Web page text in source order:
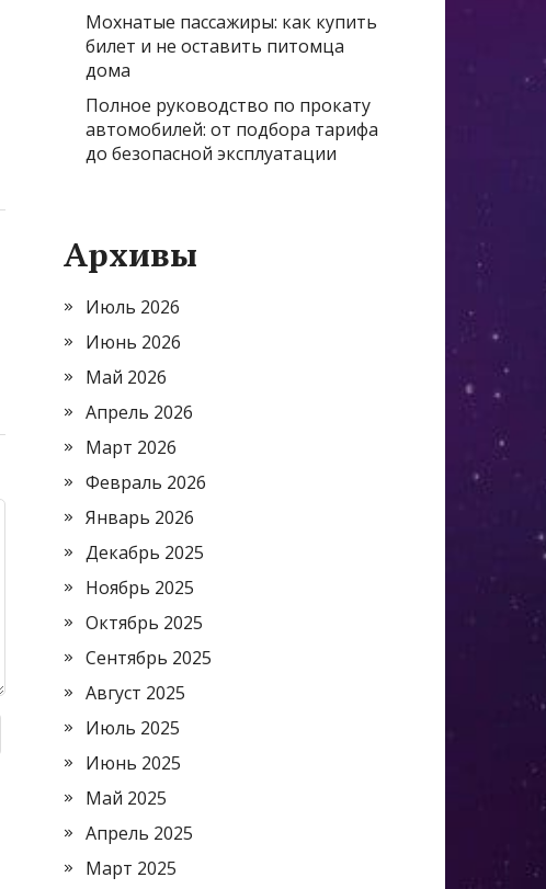
Мохнатые пассажиры: как купить
билет и не оставить питомца
дома
Полное руководство по прокату
автомобилей: от подбора тарифа
до безопасной эксплуатации
Архивы
Июль 2026
Июнь 2026
Май 2026
Апрель 2026
Март 2026
Февраль 2026
Январь 2026
Декабрь 2025
Ноябрь 2025
Октябрь 2025
Сентябрь 2025
Август 2025
Июль 2025
Июнь 2025
Май 2025
Апрель 2025
Март 2025